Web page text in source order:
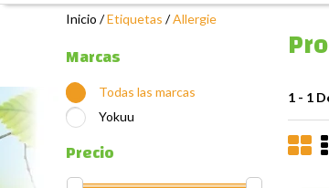
Inicio /Etiquetas /Allergie
Marcas
Todas las marcas
Yokuu
Precio
1 - 1